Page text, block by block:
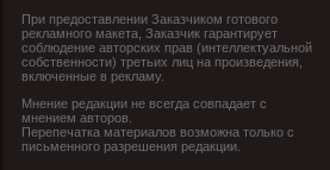
При предоставлении Заказчиком готового
рекламного макета, Заказчик гарантирует
соблюдение авторских прав (интеллектуальной
собственности) третьих лиц на произведения,
включенные в рекламу.
Мнение редакции не всегда совпадает с
мнением авторов.
Перепечатка материалов возможна только с
письменного разрешения редакции.